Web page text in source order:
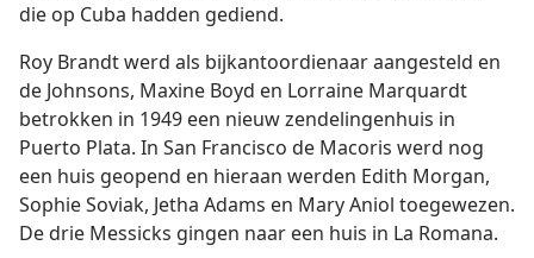
die op Cuba hadden gediend.
Roy Brandt werd als bijkantoordienaar aangesteld en
de Johnsons, Maxine Boyd en Lorraine Marquardt
betrokken in 1949 een nieuw zendelingenhuis in
Puerto Plata. In San Francisco de Macoris werd nog
een huis geopend en hieraan werden Edith Morgan,
Sophie Soviak, Jetha Adams en Mary Aniol toegewezen.
De drie Messicks gingen naar een huis in La Romana.